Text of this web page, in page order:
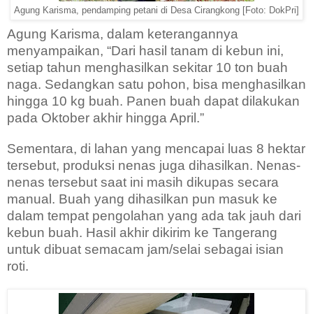
Agung Karisma, pendamping petani di Desa Cirangkong [Foto: DokPri]
Agung Karisma, dalam keterangannya
menyampaikan, “Dari hasil tanam di kebun ini,
setiap tahun menghasilkan sekitar 10 ton buah
naga. Sedangkan satu pohon, bisa menghasilkan
hingga 10 kg buah. Panen buah dapat dilakukan
pada Oktober akhir hingga April.”
Sementara, di lahan yang mencapai luas 8 hektar
tersebut, produksi nenas juga dihasilkan. Nenas-
nenas tersebut saat ini masih dikupas secara
manual. Buah yang dihasilkan pun masuk ke
dalam tempat pengolahan yang ada tak jauh dari
kebun buah. Hasil akhir dikirim ke Tangerang
untuk dibuat semacam jam/selai sebagai isian
roti.